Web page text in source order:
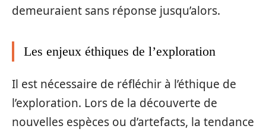
demeuraient sans réponse jusqu’alors.
Les enjeux éthiques de l’exploration
Il est nécessaire de réfléchir à l’éthique de
l’exploration. Lors de la découverte de
nouvelles espèces ou d’artefacts, la tendance